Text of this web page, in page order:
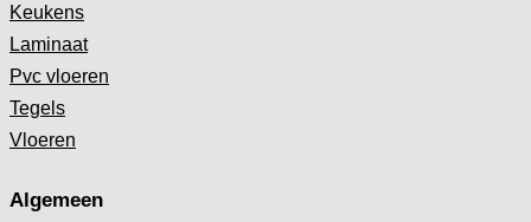
Keukens
Laminaat
Pvc vloeren
Tegels
Vloeren
Algemeen